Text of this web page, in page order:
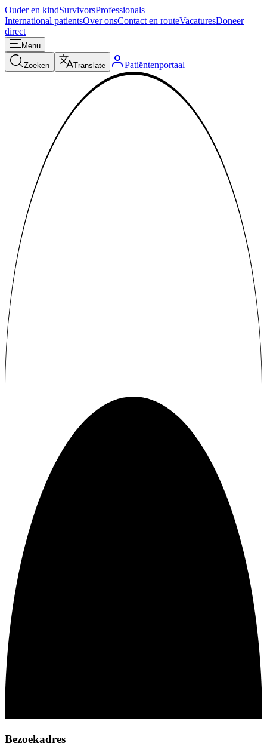
Ouder en kindSurvivorsProfessionals
International patientsOver onsContact en routeVacaturesDoneer
direct
Menu
Zoeken Translate Patiëntenportaal
Bezoekadres